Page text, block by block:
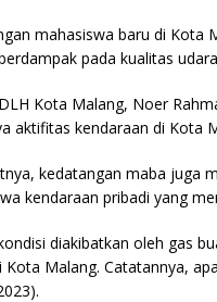
mahasiswa baru di Kota
pada kualitas
Kota Malang, Noer
aktifitas kendaraan di Kota
kedatangan maba juga
kendaraan pribadi yang
diakibatkan oleh gas
Kota Malang. Catatannya,